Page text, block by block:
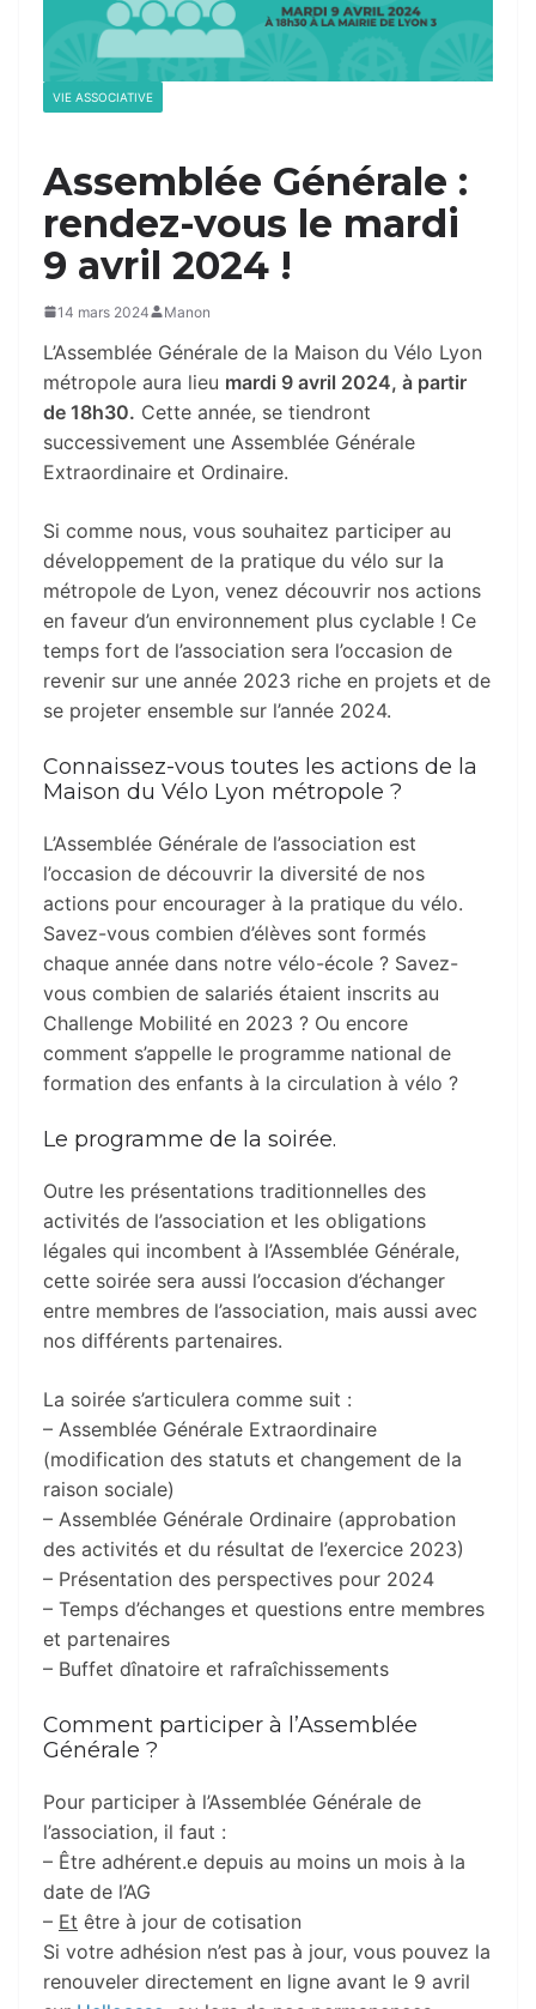
VIE ASSOCIATIVE
Assemblée Générale :
rendez-vous le mardi
9 avril 2024 !
14 mars 2024 Manon
L’Assemblée Générale de la Maison du Vélo Lyon
métropole aura lieu mardi 9 avril 2024, à partir
de 18h30. Cette année, se tiendront
successivement une Assemblée Générale
Extraordinaire et Ordinaire.
Si comme nous, vous souhaitez participer au
développement de la pratique du vélo sur la
métropole de Lyon, venez découvrir nos actions
en faveur d’un environnement plus cyclable ! Ce
temps fort de l’association sera l’occasion de
revenir sur une année 2023 riche en projets et de
se projeter ensemble sur l’année 2024.
Connaissez-vous toutes les actions de la
Maison du Vélo Lyon métropole ?
L’Assemblée Générale de l’association est
l’occasion de découvrir la diversité de nos
actions pour encourager à la pratique du vélo.
Savez-vous combien d’élèves sont formés
chaque année dans notre vélo-école ? Savez-
vous combien de salariés étaient inscrits au
Challenge Mobilité en 2023 ? Ou encore
comment s’appelle le programme national de
formation des enfants à la circulation à vélo ?
Le programme de la soirée.
Outre les présentations traditionnelles des
activités de l’association et les obligations
légales qui incombent à l’Assemblée Générale,
cette soirée sera aussi l’occasion d’échanger
entre membres de l’association, mais aussi avec
nos différents partenaires.
La soirée s’articulera comme suit :
– Assemblée Générale Extraordinaire
(modification des statuts et changement de la
raison sociale)
– Assemblée Générale Ordinaire (approbation
des activités et du résultat de l’exercice 2023)
– Présentation des perspectives pour 2024
– Temps d’échanges et questions entre membres
et partenaires
– Buffet dînatoire et rafraîchissements
Comment participer à l’Assemblée
Générale ?
Pour participer à l’Assemblée Générale de
l’association, il faut :
– Être adhérent.e depuis au moins un mois à la
date de l’AG
– Et être à jour de cotisation
Si votre adhésion n’est pas à jour, vous pouvez la
renouveler directement en ligne avant le 9 avril